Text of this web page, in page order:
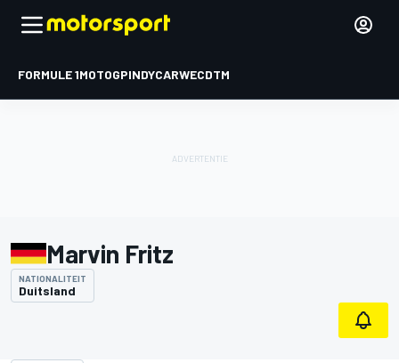
FORMULE 1MOTOGPINDYCARWECDTM
Marvin Fritz
NATIONALITEIT
Duitsland